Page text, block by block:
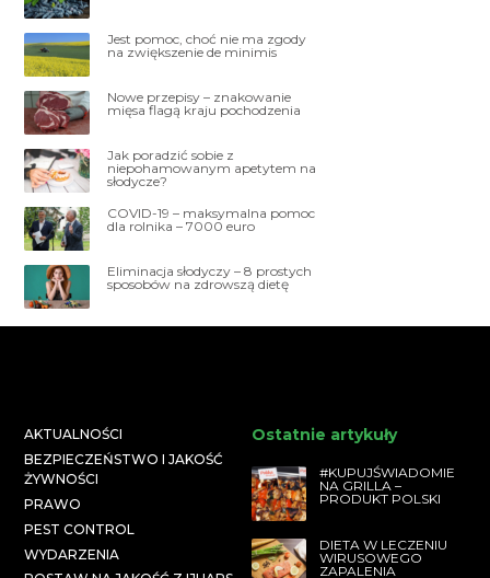
Jest pomoc, choć nie ma zgody
na zwiększenie de minimis
Nowe przepisy – znakowanie
mięsa flagą kraju pochodzenia
Jak poradzić sobie z
niepohamowanym apetytem na
słodycze?
COVID-19 – maksymalna pomoc
dla rolnika – 7000 euro
Eliminacja słodyczy – 8 prostych
sposobów na zdrowszą dietę
AKTUALNOŚCI
BEZPIECZEŃSTWO I JAKOŚĆ
ŻYWNOŚCI
PRAWO
PEST CONTROL
WYDARZENIA
Ostatnie artykuły
#KUPUJŚWIADOMIE
NA GRILLA –
PRODUKT POLSKI
DIETA W LECZENIU
WIRUSOWEGO
ZAPALENIA